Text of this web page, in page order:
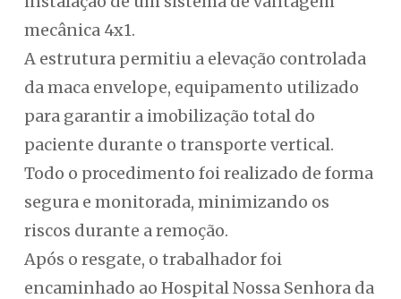
mecânica 4x1.
A estrutura permitiu a elevação controlada
da maca envelope, equipamento utilizado
para garantir a imobilização total do
paciente durante o transporte vertical.
Todo o procedimento foi realizado de forma
segura e monitorada, minimizando os
riscos durante a remoção.
Após o resgate, o trabalhador foi
encaminhado ao Hospital Nossa Senhora da